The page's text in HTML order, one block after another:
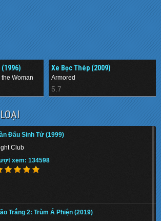
(1996)
Woman
Xe Bọc Thép (2009)
Armored
5.7
Đấu Sinh Tử (1999)
Club
xem: 134598
Trắng 2: Trùm Á Phiện (2019)